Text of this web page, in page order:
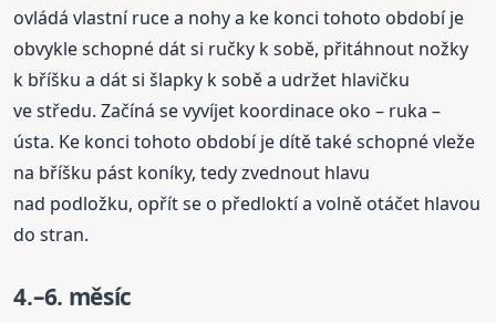
ovládá vlastní ruce a nohy a ke konci tohoto období je
obvykle schopné dát si ručky k sobě, přitáhnout nožky
k bříšku a dát si šlapky k sobě a udržet hlavičku
ve středu. Začíná se vyvíjet koordinace oko – ruka –
ústa. Ke konci tohoto období je dítě také schopné vleže
na bříšku pást koníky, tedy zvednout hlavu
nad podložku, opřít se o předloktí a volně otáčet hlavou
do stran.
4.–6. měsíc